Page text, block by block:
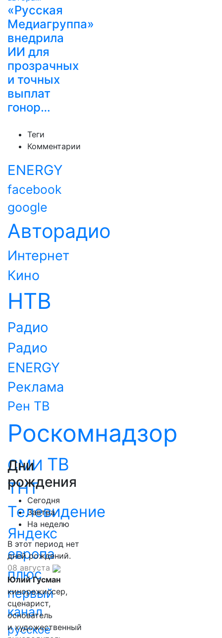
«Русская
Медиагруппа»
внедрила
ИИ для
прозрачных
и точных
выплат
гонор…
Теги
Комментарии
ENERGY
facebook
google
Авторадио
Интернет
Кино
НТВ
Радио
Радио
ENERGY
Реклама
Рен ТВ
Роскомнадзор
СМИ ТВ
ТНТ
Телевидение
Яндекс
европа
плюс
первый
канал
русское
Дни
рождения
Сегодня
Завтра
На неделю
В этот период нет
дней рождений.
08 августа
Юлий Гусман
кинорежиссер,
сценарист,
основатель
и художественный